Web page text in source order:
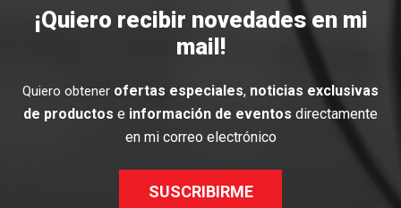
¡Quiero recibir novedades en mi
mail!
Quiero obtener ofertas especiales, noticias exclusivas
de productos e información de eventos directamente
en mi correo electrónico
SUSCRIBIRME